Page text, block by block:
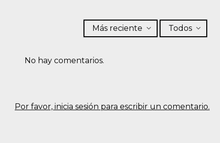
Por favor, inicia sesión para escribir un comentario.
Más reciente Todos
No hay comentarios.